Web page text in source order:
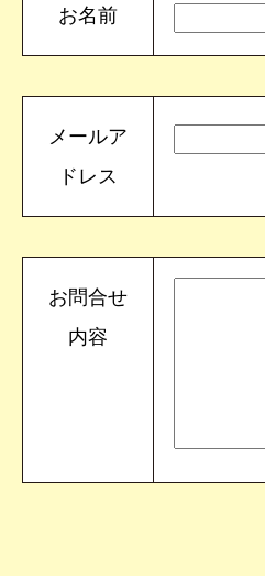
お名前
メールア
ドレス
お問合せ
内容